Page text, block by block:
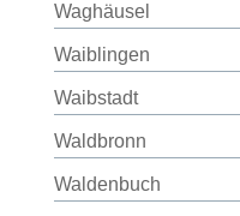
Waghäusel
Waiblingen
Waibstadt
Waldbronn
Waldenbuch